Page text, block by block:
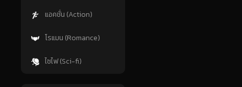
แอคชั่น (Action)
โรแมน (Romance)
ไซไฟ (Sci-fi)